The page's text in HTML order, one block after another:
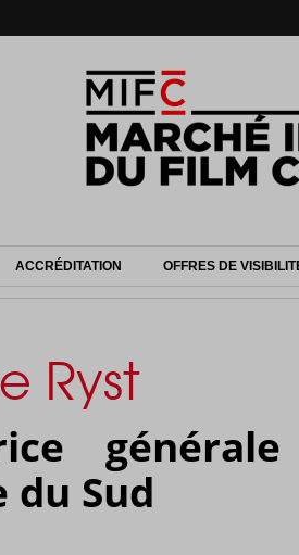
ACCRÉDITATION OFFRES DE
Ryst
du Sud